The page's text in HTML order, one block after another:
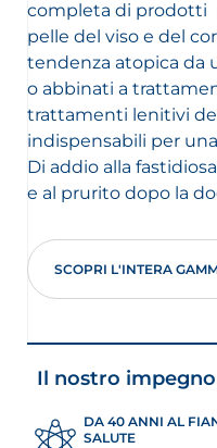
completa di prodotti
pelle del viso e del
tendenza atopica da
o abbinati a
trattamenti lenitivi
indispensabili per
Di addio alla
e al prurito dopo la
SCOPRI L'INTERA
Il nostro
DA 40 ANNI AL
SALUTE